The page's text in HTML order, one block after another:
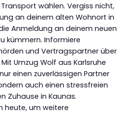
wählen. Vergiss nicht,
an deinem alten Wohnort in
Anmeldung an deinem neuen
kümmern. Informiere
und Vertragspartner über
Umzug Wolf aus Karlsruhe
einen zuverlässigen Partner
auch einen stressfreien
Zuhause in Kaunas.
heute, um weitere